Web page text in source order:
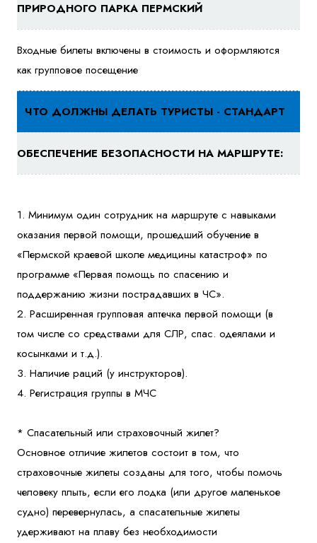
ПРИРОДНОГО ПАРКА ПЕРМСКИЙ
Входные билеты включены в стоимость и оформляются
как групповое посещение
ЧТО ДОЛЖНЫ ДЕЛАТЬ ТУРИСТЫ - СТАНДАРТ
ОБЕСПЕЧЕНИЕ БЕЗОПАСНОСТИ НА МАРШРУТЕ:
1. Минимум один сотрудник на маршруте с навыками
оказания первой помощи, прошедший обучение в
«Пермской краевой школе медицины катастроф» по
программе «Первая помощь по спасению и
поддержанию жизни пострадавших в ЧС».
2. Расширенная групповая аптечка первой помощи (в
том числе со средствами для СЛР, спас. одеялами и
косынками и т.д.).
3. Наличие раций (у инструкторов).
4. Регистрация группы в МЧС
* Спасательный или страховочный жилет?
Основное отличие жилетов состоит в том, что
страховочные жилеты созданы для того, чтобы помочь
человеку плыть, если его лодка (или другое маленькое
судно) перевернулась, а спасательные жилеты
удерживают на плаву без необходимости